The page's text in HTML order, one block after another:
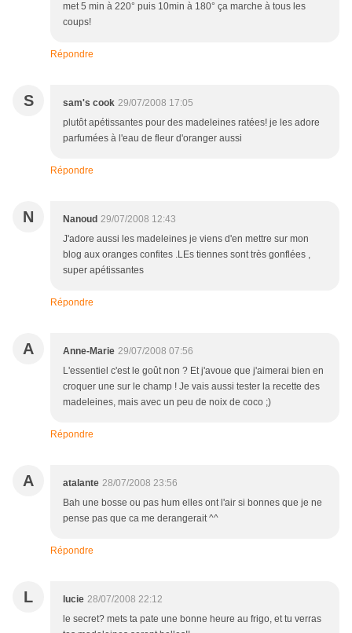
met 5 min à 220° puis 10min à 180° ça marche à tous les
coups!
Répondre
S sam's cook 29/07/2008 17:05
plutôt apétissantes pour des madeleines ratées! je les adore
parfumées à l'eau de fleur d'oranger aussi
Répondre
N Nanoud 29/07/2008 12:43
J'adore aussi les madeleines je viens d'en mettre sur mon
blog aux oranges confites .LEs tiennes sont très gonflées ,
super apétissantes
Répondre
A Anne-Marie 29/07/2008 07:56
L'essentiel c'est le goût non ? Et j'avoue que j'aimerai bien en
croquer une sur le champ ! Je vais aussi tester la recette des
madeleines, mais avec un peu de noix de coco ;)
Répondre
A atalante 28/07/2008 23:56
Bah une bosse ou pas hum elles ont l'air si bonnes que je ne
pense pas que ca me derangerait ^^
Répondre
L lucie 28/07/2008 22:12
le secret? mets ta pate une bonne heure au frigo, et tu verras